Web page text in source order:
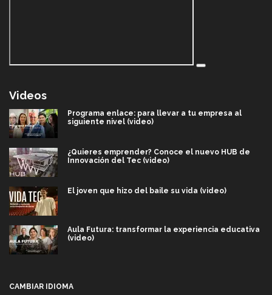
Videos
Programa enlace: para llevar a tu empresa al
siguiente nivel (video)
¿Quieres emprender? Conoce el nuevo HUB de
Innovación del Tec (video)
El joven que hizo del baile su vida (video)
Aula Futura: transformar la experiencia educativa
(video)
CAMBIAR IDIOMA